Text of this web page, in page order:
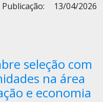
13/04/2026
seleção com
na área
e economia